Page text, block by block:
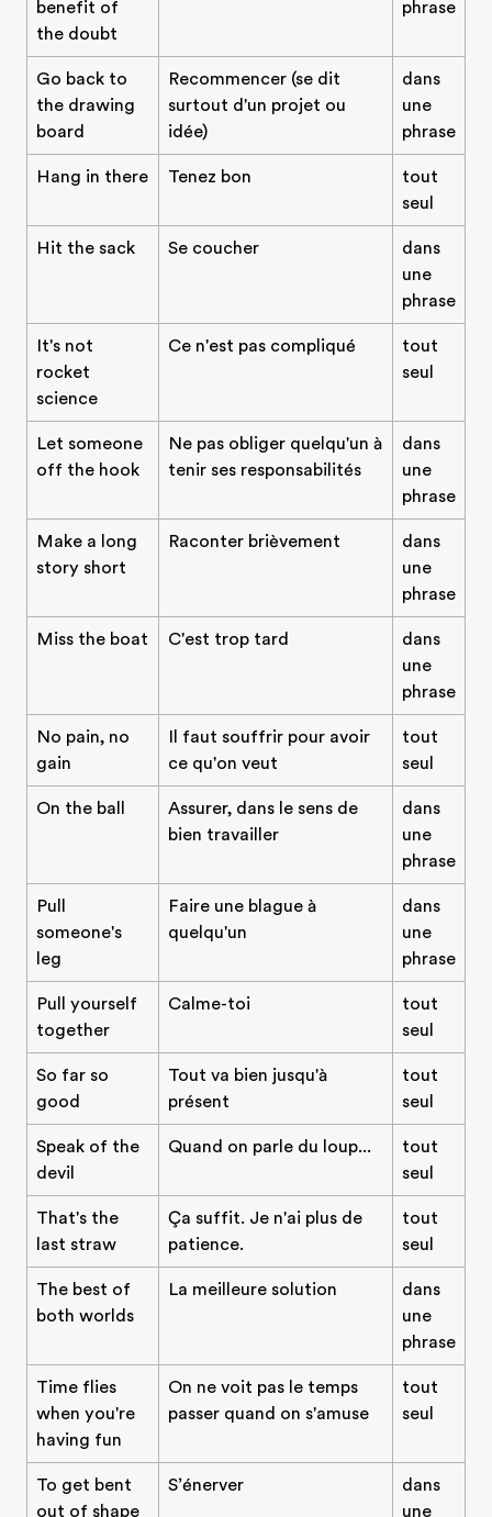
benefit of
the doubt
phrase
Go back to
the drawing
board
Recommencer (se dit
surtout d'un projet ou
idée)
dans
une
phrase
Hang in there Tenez bon
tout
seul
Hit the sack Se coucher
dans
une
phrase
It's not
rocket
science
Ce n'est pas compliqué
tout
seul
Let someone
off the hook
Ne pas obliger quelqu'un à
tenir ses responsabilités
dans
une
phrase
Make a long
story short
Raconter brièvement
dans
une
phrase
Miss the boat C'est trop tard
dans
une
phrase
No pain, no
gain
Il faut souffrir pour avoir
ce qu'on veut
tout
seul
On the ball
Assurer, dans le sens de
bien travailler
dans
une
phrase
Pull
someone's
leg
Faire une blague à
quelqu'un
dans
une
phrase
Pull yourself
together
Calme-toi
tout
seul
So far so
good
Tout va bien jusqu'à
présent
tout
seul
Speak of the
devil
Quand on parle du loup...
tout
seul
That's the
last straw
Ça suffit. Je n'ai plus de
patience.
tout
seul
The best of
both worlds
La meilleure solution
dans
une
phrase
Time flies
when you're
having fun
On ne voit pas le temps
passer quand on s'amuse
tout
seul
To get bent
out of shape
S’énerver
dans
une